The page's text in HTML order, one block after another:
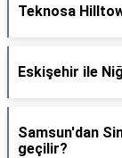
Teknosa
Eskişehir ile
Samsun'dan
geçilir?